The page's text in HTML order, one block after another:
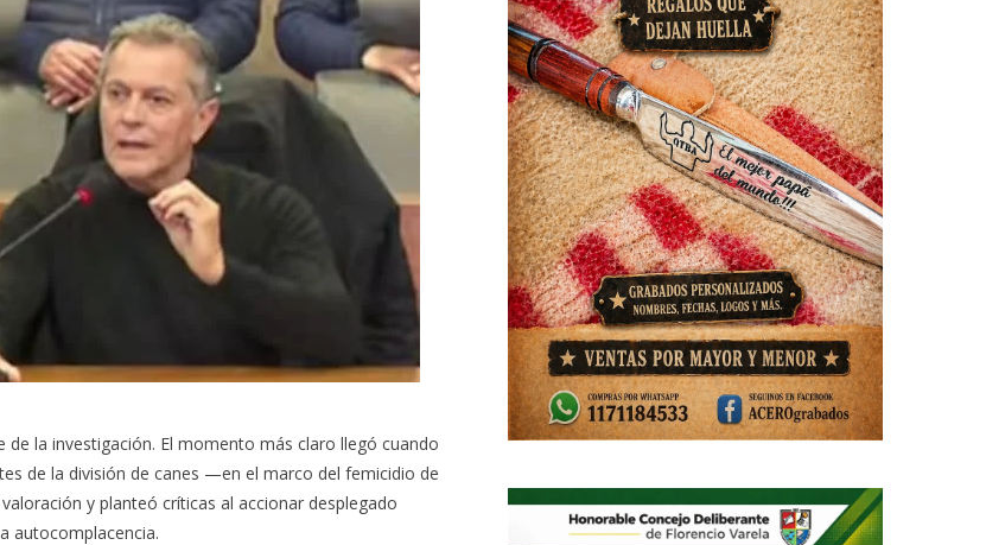
la investigación. El momento más claro llegó cuando
de la división de canes —en el marco del femicidio de
y planteó críticas al accionar desplegado
autocomplacencia.